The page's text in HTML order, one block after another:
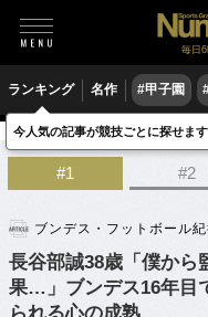
毎日
ランキング 名作 #甲子園
サッカー 海外サッカー ブン
#1 #2
ブンデス・フットボール
長谷部誠38歳「僕から
果…」ブンデス16年目
られる心の成熟
今人気の記事が競技ごとに探せます